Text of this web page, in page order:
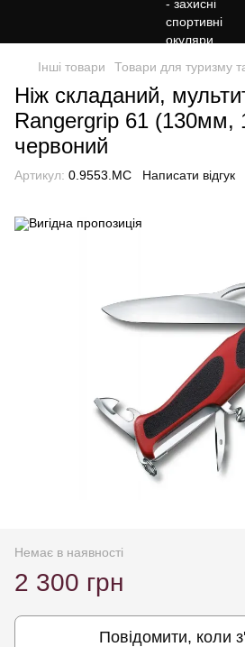
Інші товари Товари для туризму
Ніж складаний,
Rangergrip 61 (130мм,
червоний
Артикул: 0.9553.MC Написати відгук
Немає в наявності
2 300 грн
Повідомити, коли